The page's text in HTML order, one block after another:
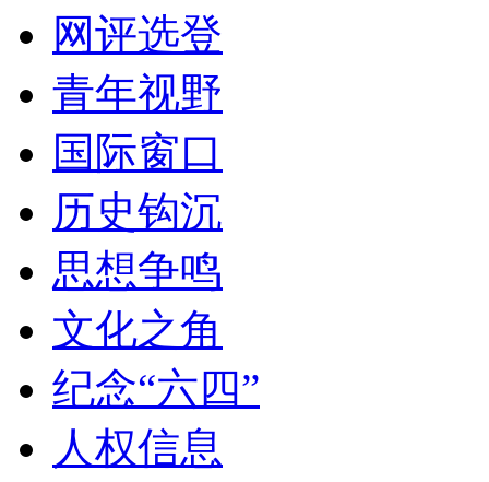
网评选登
青年视野
国际窗口
历史钩沉
思想争鸣
文化之角
纪念“六四”
人权信息